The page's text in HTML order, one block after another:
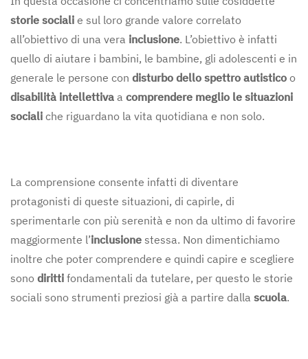
storie sociali e sul loro grande valore correlato
all’obiettivo di una vera inclusione. L’obiettivo è infatti
quello di aiutare i bambini, le bambine, gli adolescenti e in
generale le persone con disturbo dello spettro autistico o
disabilità intellettiva a comprendere meglio le situazioni
sociali che riguardano la vita quotidiana e non solo.
La comprensione consente infatti di diventare
protagonisti di queste situazioni, di capirle, di
sperimentarle con più serenità e non da ultimo di favorire
maggiormente l’inclusione stessa. Non dimentichiamo
inoltre che poter comprendere e quindi capire e scegliere
sono diritti fondamentali da tutelare, per questo le storie
sociali sono strumenti preziosi già a partire dalla scuola.